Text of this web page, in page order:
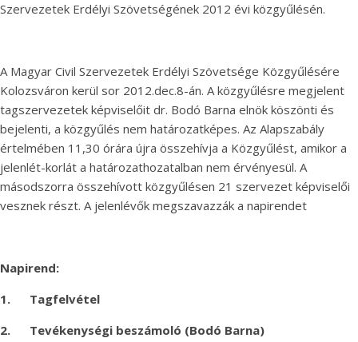
Szervezetek Erdélyi Szövetségének 2012 évi közgyűlésén.
A Magyar Civil Szervezetek Erdélyi Szövetsége Közgyűlésére
Kolozsváron kerül sor 2012.dec.8-án. A közgyűlésre megjelent
tagszervezetek képviselőit dr. Bodó Barna elnök köszönti és
bejelenti, a közgyűlés nem határozatképes. Az Alapszabály
értelmében 11,30 órára újra összehívja a Közgyűlést, amikor a
jelenlét-korlát a határozathozatalban nem érvényesül. A
másodszorra összehívott közgyűlésen 21 szervezet képviselői
vesznek részt. A jelenlévők megszavazzák a napirendet
Napirend:
1. Tagfelvétel
2. Tevékenységi beszámoló (Bodó Barna)